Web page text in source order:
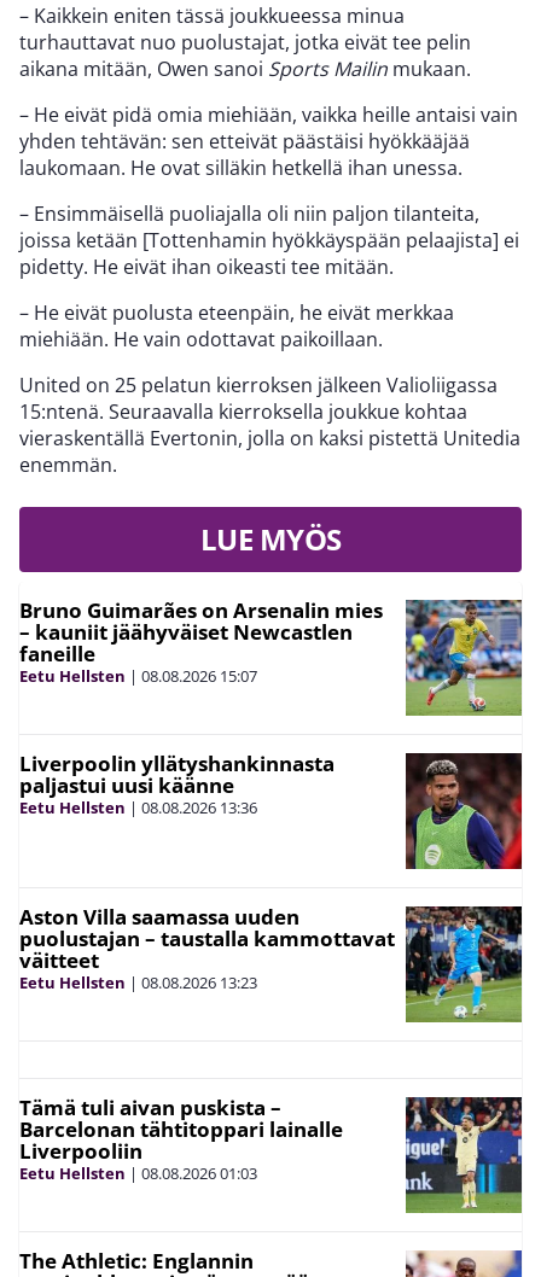
– Kaikkein eniten tässä joukkueessa minua
turhauttavat nuo puolustajat, jotka eivät tee pelin
aikana mitään, Owen sanoi Sports Mailin mukaan.
– He eivät pidä omia miehiään, vaikka heille antaisi vain
yhden tehtävän: sen etteivät päästäisi hyökkääjää
laukomaan. He ovat silläkin hetkellä ihan unessa.
– Ensimmäisellä puoliajalla oli niin paljon tilanteita,
joissa ketään [Tottenhamin hyökkäyspään pelaajista] ei
pidetty. He eivät ihan oikeasti tee mitään.
– He eivät puolusta eteenpäin, he eivät merkkaa
miehiään. He vain odottavat paikoillaan.
United on 25 pelatun kierroksen jälkeen Valioliigassa
15:ntenä. Seuraavalla kierroksella joukkue kohtaa
vieraskentällä Evertonin, jolla on kaksi pistettä Unitedia
enemmän.
LUE MYÖS
Bruno Guimarães on Arsenalin mies
– kauniit jäähyväiset Newcastlen
faneille
Eetu Hellsten | 08.08.2026 15:07
Liverpoolin yllätyshankinnasta
paljastui uusi käänne
Eetu Hellsten | 08.08.2026 13:36
Aston Villa saamassa uuden
puolustajan – taustalla kammottavat
väitteet
Eetu Hellsten | 08.08.2026 13:23
Tämä tuli aivan puskista –
Barcelonan tähtitoppari lainalle
Liverpooliin
Eetu Hellsten | 08.08.202601:03
The Athletic: Englannin